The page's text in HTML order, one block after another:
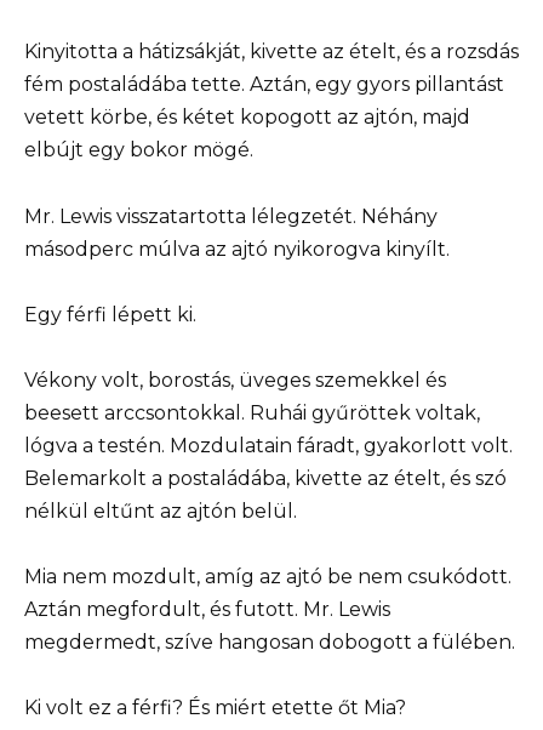
Kinyitotta a hátizsákját, kivette az ételt, és a rozsdás
fém postaládába tette. Aztán, egy gyors pillantást
vetett körbe, és kétet kopogott az ajtón, majd
elbújt egy bokor mögé.
Mr. Lewis visszatartotta lélegzetét. Néhány
másodperc múlva az ajtó nyikorogva kinyílt.
Egy férfi lépett ki.
Vékony volt, borostás, üveges szemekkel és
beesett arccsontokkal. Ruhái gyűröttek voltak,
lógva a testén. Mozdulatain fáradt, gyakorlott volt.
Belemarkolt a postaládába, kivette az ételt, és szó
nélkül eltűnt az ajtón belül.
Mia nem mozdult, amíg az ajtó be nem csukódott.
Aztán megfordult, és futott. Mr. Lewis
megdermedt, szíve hangosan dobogott a fülében.
Ki volt ez a férfi? És miért etette őt Mia?